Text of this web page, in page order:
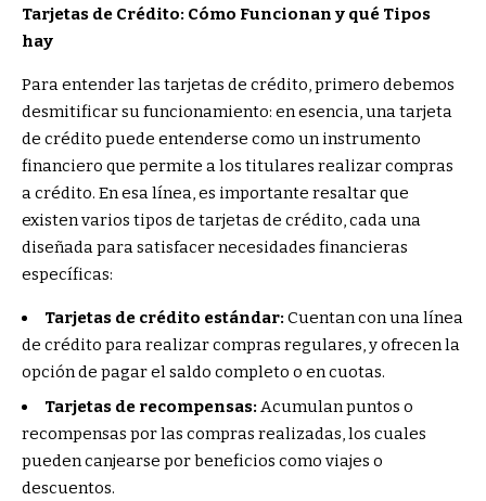
Tarjetas de Crédito: Cómo Funcionan y qué Tipos
hay
Para entender las tarjetas de crédito, primero debemos
desmitificar su funcionamiento: en esencia, una tarjeta
de crédito puede entenderse como un instrumento
financiero que permite a los titulares realizar compras
a crédito. En esa línea, es importante resaltar que
existen varios tipos de tarjetas de crédito, cada una
diseñada para satisfacer necesidades financieras
específicas:
Tarjetas de crédito estándar: Cuentan con una línea
de crédito para realizar compras regulares, y ofrecen la
opción de pagar el saldo completo o en cuotas.
Tarjetas de recompensas: Acumulan puntos o
recompensas por las compras realizadas, los cuales
pueden canjearse por beneficios como viajes o
descuentos.